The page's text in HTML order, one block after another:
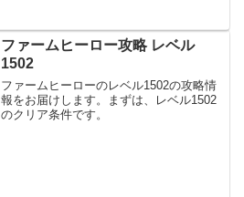
ファームヒーロー攻略 レベル
1502
ファームヒーローのレベル1502の攻略情
報をお届けします。まずは、レベル1502
のクリア条件です。